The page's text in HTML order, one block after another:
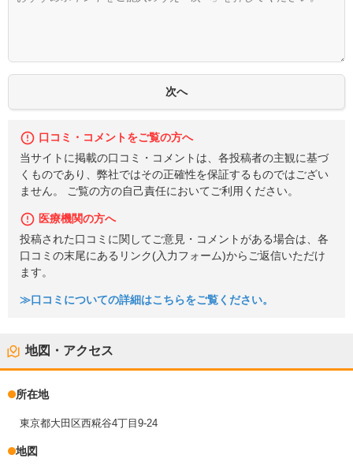
口コミ・コメントをご覧の方へ
当サイトに掲載の口コミ・コメントは、各投稿者の主観に基づ
くものであり、弊社ではその正確性を保証するものではござい
ません。 ご覧の方の自己責任においてご利用ください。
医療機関の方へ
投稿された口コミに関してご意見・コメントがある場合は、各
口コミの末尾にあるリンク(入力フォーム)からご返信いただけ
ます。
≫口コミについての詳細はこちらをご覧ください。
地図・アクセス
所在地
東京都大田区西糀谷4丁目9-24
地図